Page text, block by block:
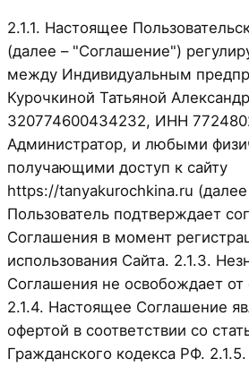
2.1.1. Настоящее
(далее – "Соглашение")
между Индивидуальным
Курочкиной Татьяной
320774600434232, ИНН
Администратор, и любыми
получающими доступ к сайту
https://tanyakurochkina.ru
Пользователь подтверждает
Соглашения в момент
использования Сайта. 2.1.3.
Соглашения не освобождает от
2.1.4. Настоящее Соглашение
офертой в соответствии со
Гражданского кодекса РФ.